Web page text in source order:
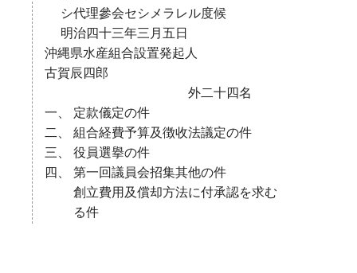
シ代理參会セシメラレル度候
明治四十三年三月五日
沖縄県水産組合設置発起人
古賀辰四郎
外二十四名
一、 定款儀定の件
二、 組合経費予算及徴收法議定の件
三、 役員選擧の件
四、 第一回議員会招集其他の件
創立費用及償却方法に付承認を求む
る件